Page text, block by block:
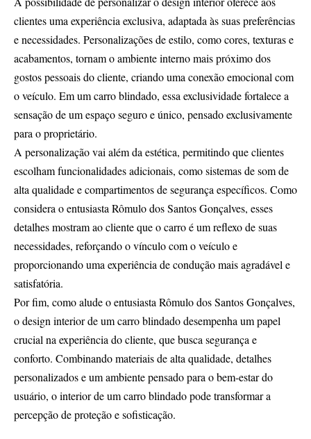
clientes uma experiência exclusiva, adaptada às suas preferências
e necessidades. Personalizações de estilo, como cores, texturas e
acabamentos, tornam o ambiente interno mais próximo dos
gostos pessoais do cliente, criando uma conexão emocional com
o veículo. Em um carro blindado, essa exclusividade fortalece a
sensação de um espaço seguro e único, pensado exclusivamente
para o proprietário.
A personalização vai além da estética, permitindo que clientes
escolham funcionalidades adicionais, como sistemas de som de
alta qualidade e compartimentos de segurança específicos. Como
considera o entusiasta Rômulo dos Santos Gonçalves, esses
detalhes mostram ao cliente que o carro é um reflexo de suas
necessidades, reforçando o vínculo com o veículo e
proporcionando uma experiência de condução mais agradável e
satisfatória.
Por fim, como alude o entusiasta Rômulo dos Santos Gonçalves,
o design interior de um carro blindado desempenha um papel
crucial na experiência do cliente, que busca segurança e
conforto. Combinando materiais de alta qualidade, detalhes
personalizados e um ambiente pensado para o bem-estar do
usuário, o interior de um carro blindado pode transformar a
percepção de proteção e sofisticação.